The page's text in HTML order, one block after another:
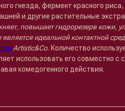
гнезда, фермент красного риса,
и другие растительные
повышает гидрорезерв кожи,
является идеальной контактной
Artistic&Co. Количество
использовать его совместно с
комедогенного действия.